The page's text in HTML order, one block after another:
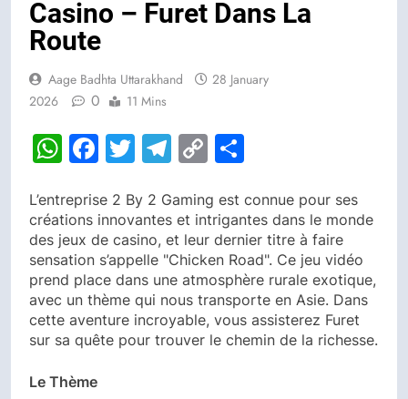
Casino – Furet Dans La
Route
Aage Badhta Uttarakhand
28 January
2026
0 11 Mins
WhatsApp
Facebook
Twitter
Telegram
Copy
L’entreprise 2 By 2 Gaming est connue pour ses
créations innovantes et intrigantes dans le monde
des jeux de casino, et leur dernier titre à faire
sensation s’appelle "Chicken Road". Ce jeu vidéo
prend place dans une atmosphère rurale exotique,
avec un thème qui nous transporte en Asie. Dans
cette aventure incroyable, vous assisterez Furet
sur sa quête pour trouver le chemin de la richesse.
Le Thème